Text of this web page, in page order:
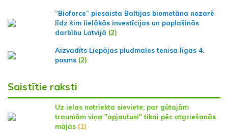
“Bioforce” piesaista Baltijas biometāna nozarē
līdz šim lielākās investīcijas un paplašinās
darbību Latvijā (2)
Aizvadīts Liepājas pludmales tenisa līgas 4.
posms (2)
Saistītie raksti
Uz ielas notriekta sieviete; par gūtajām
traumām viņa "apjautusi" tikai pēc atgriešanās
mājās (1)